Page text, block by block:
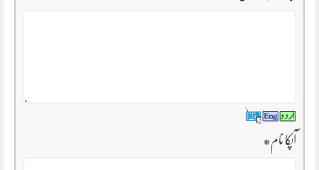
آپکا نام*